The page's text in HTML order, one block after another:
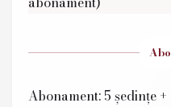
Abonament: 5 ședințe